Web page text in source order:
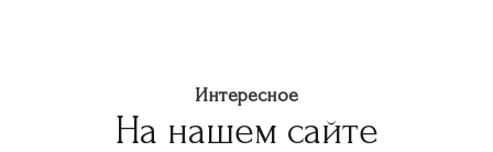
Интересное
На нашем сайте